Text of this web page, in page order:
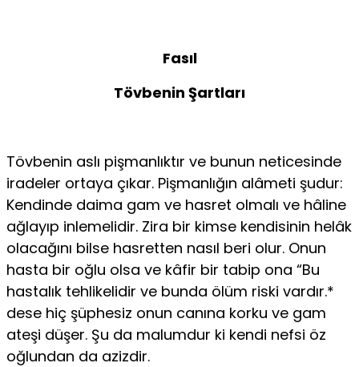
Fasıl
Tövbenin Şartları
Tövbenin aslı pişmanlıktır ve bunun neticesinde
irade­ler ortaya çıkar. Pişmanlığın alâmeti şudur:
Kendinde da­ima gam ve hasret olmalı ve hâline
ağlayıp inlemelidir. Zira bir kimse kendisinin helâk
olacağını bilse hasretten nasıl beri olur. Onun
hasta bir oğlu olsa ve kâfir bir tabip ona “Bu
has­talık tehlikelidir ve bunda ölüm riski vardır.*
dese hiç şüphe­siz onun canına korku ve gam
ateşi düşer. Şu da malumdur ki kendi nefsi öz
oğlundan da azizdir.